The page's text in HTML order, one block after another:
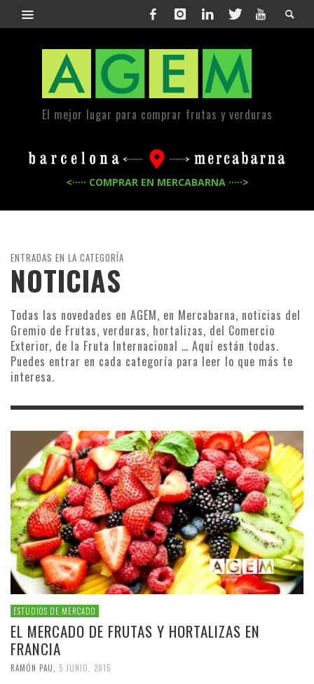
El mejor lugar para comprar frutas y verduras
<····· COMPRAR EN MERCABARNA ·····>
ENTRADAS EN LA CATEGORÍA
NOTICIAS
Todas las novedades en AGEM, en Mercabarna, noticias del
Gremio de Frutas, verduras, hortalizas, del Comercio
Exterior, de la Fruta Internacional … Aquí están todas.
Puedes entrar en cada categoría para leer lo que más te
interesa.
ESTUDIOS DE MERCADO
EL MERCADO DE FRUTAS Y HORTALIZAS EN
FRANCIA
RAMÓN PAU 5 JUNIO, 2015